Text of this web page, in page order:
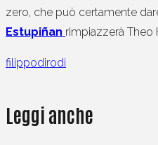
zero, che può certamente
Estupiñan rimpiazzerà Theo
filippodirodi
Leggi anche